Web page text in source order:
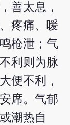
善太息，
疼痛、嗳
枪泄；气
利则为脉
便不利，
席。气郁
潮热自